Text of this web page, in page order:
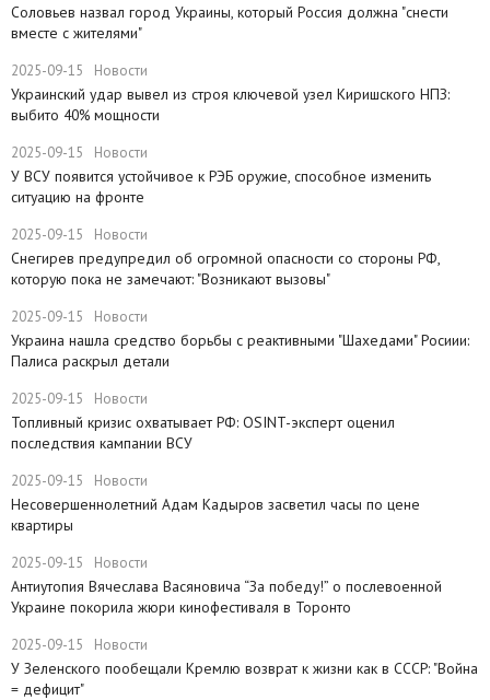
Соловьев назвал город Украины, который Россия должна "снести
вместе с жителями"
2025-09-15 Новости
​Украинский удар вывел из строя ключевой узел Киришского НПЗ:
выбито 40% мощности
2025-09-15 Новости
У ВСУ появится устойчивое к РЭБ оружие, способное изменить
ситуацию на фронте
2025-09-15 Новости
Снегирев предупредил об огромной опасности со стороны РФ,
которую пока не замечают: "Возникают вызовы"
2025-09-15 Новости
​Украина нашла средство борьбы с реактивными "Шахедами" Росиии:
Палиса раскрыл детали
2025-09-15 Новости
​Топливный кризис охватывает РФ: OSINT-эксперт оценил
последствия кампании ВСУ
2025-09-15 Новости
Несовершеннолетний Адам Кадыров засветил часы по цене
квартиры
2025-09-15 Новости
Антиутопия Вячеслава Васяновича “За победу!” о послевоенной
Украине покорила жюри кинофестиваля в Торонто
2025-09-15 Новости
​У Зеленского пообещали Кремлю возврат к жизни как в СССР: "Война
= дефицит"